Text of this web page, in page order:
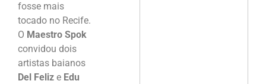
fosse mais
tocado no Recife.
O Maestro Spok
convidou dois
artistas baianos
Del Feliz e Edu